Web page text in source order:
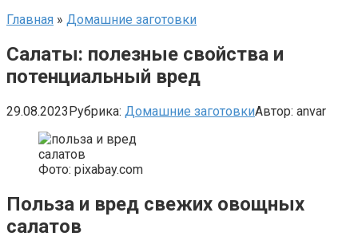
Главная » Домашние заготовки
Салаты: полезные свойства и
потенциальный вред
29.08.2023Рубрика: Домашние заготовкиАвтор: anvar
Фото: pixabay.com
Польза и вред свежих овощных
салатов